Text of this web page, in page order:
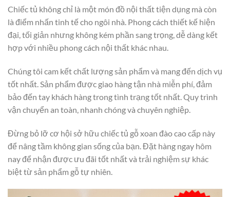
Chiếc tủ không chỉ là một món đồ nội thất tiện dụng mà còn
là điểm nhấn tinh tế cho ngôi nhà. Phong cách thiết kế hiện
đại, tối giản nhưng không kém phần sang trọng, dễ dàng kết
hợp với nhiều phong cách nội thất khác nhau.
Chúng tôi cam kết chất lượng sản phẩm và mang đến dịch vụ
tốt nhất. Sản phẩm được giao hàng tận nhà miễn phí, đảm
bảo đến tay khách hàng trong tình trạng tốt nhất. Quy trình
vận chuyển an toàn, nhanh chóng và chuyên nghiệp.
Đừng bỏ lỡ cơ hội sở hữu chiếc tủ gỗ xoan đào cao cấp này
để nâng tầm không gian sống của bạn. Đặt hàng ngay hôm
nay để nhận được ưu đãi tốt nhất và trải nghiệm sự khác
biệt từ sản phẩm gỗ tự nhiên.